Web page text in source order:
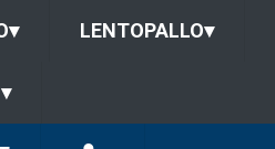
▾ LENTOPALLO▾
▾